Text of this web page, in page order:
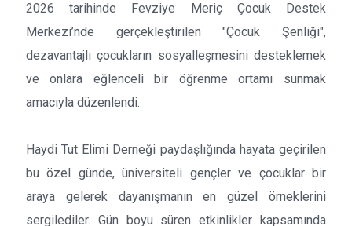
2026 tarihinde Fevziye Meriç Çocuk Destek
Merkezi’nde gerçekleştirilen "Çocuk Şenliği",
dezavantajlı çocukların sosyalleşmesini desteklemek
ve onlara eğlenceli bir öğrenme ortamı sunmak
amacıyla düzenlendi.
Haydi Tut Elimi Derneği paydaşlığında hayata geçirilen
bu özel günde, üniversiteli gençler ve çocuklar bir
araya gelerek dayanışmanın en güzel örneklerini
sergilediler. Gün boyu süren etkinlikler kapsamında